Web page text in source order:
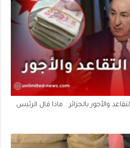
والأجور بالجزائر.. ماذا قال الرئيس